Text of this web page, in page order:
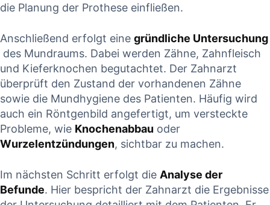
​die Planung der Prothese⁣ einfließen.
Anschließend erfolgt eine gründliche ‍Untersuchung
⁣ des Mundraums. Dabei werden Zähne, Zahnfleisch
‍und Kieferknochen begutachtet. ​Der Zahnarzt
überprüft den Zustand der vorhandenen Zähne
sowie die‍ Mundhygiene des ⁤Patienten.⁣ Häufig wird
auch ein Röntgenbild angefertigt, um versteckte
⁤Probleme, wie Knochenabbau ‌oder
Wurzelentzündungen, sichtbar zu machen.
Im ​nächsten Schritt ‍erfolgt die⁤ Analyse⁣ der
Befunde. Hier bespricht ​der ‌Zahnarzt ‍die Ergebnisse